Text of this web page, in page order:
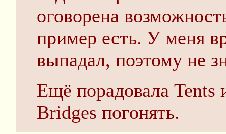
оговорена
пример есть. У меня
выпадал, поэтому не
Ещё порадовала
Bridges погонять.